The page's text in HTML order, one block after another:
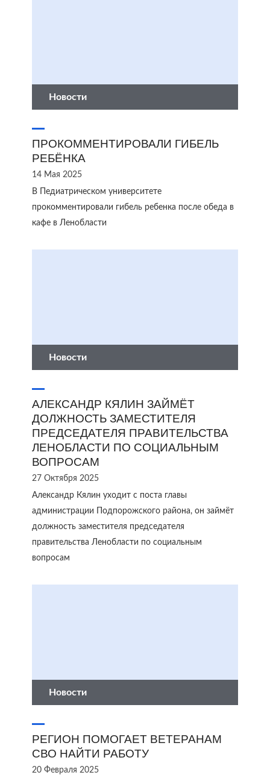
Новости
ПРОКОММЕНТИРОВАЛИ ГИБЕЛЬ
РЕБЁНКА
14 Мая 2025
В Педиатрическом университете
прокомментировали гибель ребенка после обеда в
кафе в Ленобласти
Новости
АЛЕКСАНДР КЯЛИН ЗАЙМЁТ
ДОЛЖНОСТЬ ЗАМЕСТИТЕЛЯ
ПРЕДСЕДАТЕЛЯ ПРАВИТЕЛЬСТВА
ЛЕНОБЛАСТИ ПО СОЦИАЛЬНЫМ
ВОПРОСАМ
27 Октября 2025
Александр Кялин уходит с поста главы
администрации Подпорожского района, он займёт
должность заместителя председателя
правительства Ленобласти по социальным
вопросам
Новости
РЕГИОН ПОМОГАЕТ ВЕТЕРАНАМ
СВО НАЙТИ РАБОТУ
20 Февраля 2025